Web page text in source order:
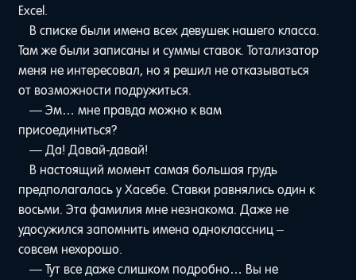
Excel.
В списке были имена всех девушек нашего класса.
Там же были записаны и суммы ставок. Тотализатор
меня не интересовал, но я решил не отказываться
от возможности подружиться.
— Эм… мне правда можно к вам
присоединиться?
— Да! Давай-давай!
В настоящий момент самая большая грудь
предполагалась у Хасебе. Ставки равнялись один к
восьми. Эта фамилия мне незнакома. Даже не
удосужился запомнить имена одноклассниц –
совсем нехорошо.
— Тут все даже слишком подробно… Вы не